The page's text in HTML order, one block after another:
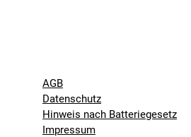
AGB
Datenschutz
Hinweis nach Batteriegesetz
Impressum